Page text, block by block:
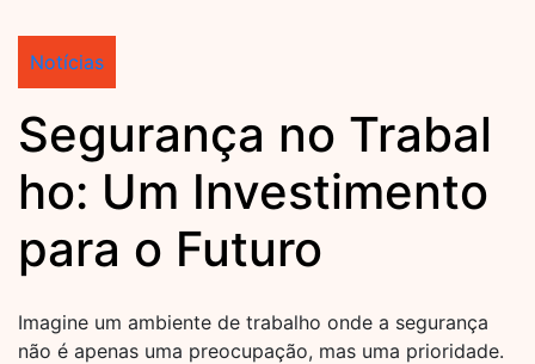
Notícias
Segurança no Trabal
ho: Um Investimento
para o Futuro
Imagine um ambiente de trabalho onde a segurança
não é apenas uma preocupação, mas uma prioridade.